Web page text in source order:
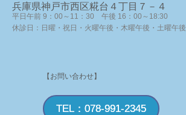
兵庫県神戸市西区糀台４丁目７－４
平日午前 9：00～11：30 午後 16：00～18:30
休診日：日曜・祝日・火曜午後・木曜午後・土曜午後
【お問い合わせ】
TEL：078-991-2345